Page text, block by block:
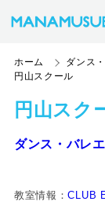
ホーム ダンス
円山スクール
円山スク
ダンス・バレ
教室情報：CLUB